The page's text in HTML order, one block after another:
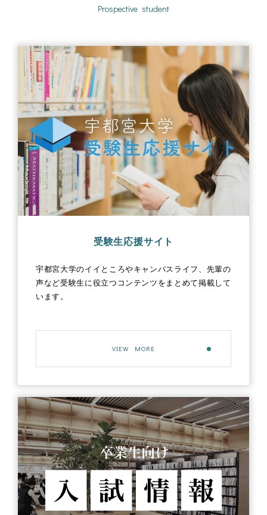
Prospective student
受験生応援サイト
宇都宮大学のイイところやキャンパスライフ、先輩の
声など受験生に役立つコンテンツをまとめて掲載して
います。
VIEW MORE